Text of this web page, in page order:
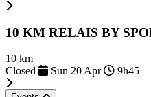
10 KM RELAIS BY
10 km
Closed
Sun 20 Apr 9h45